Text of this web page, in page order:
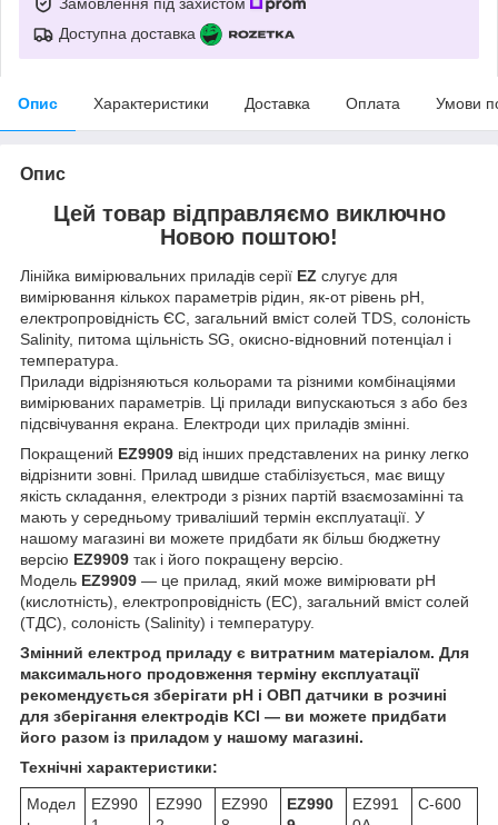
Доступна доставка
Опис Характеристики Доставка Оплата Умови
Опис
Цей товар відправляємо виключно
Новою поштою!
Лінійка вимірювальних приладів серії EZ слугує для
вимірювання кількох параметрів рідин, як-от рівень pH,
електропровідність ЄС, загальний вміст солей TDS, солоність
Salinity, питома щільність SG, окисно-відновний потенціал і
температура.
Прилади відрізняються кольорами та різними комбінаціями
вимірюваних параметрів. Ці прилади випускаються з або без
підсвічування екрана. Електроди цих приладів змінні.
Покращений EZ9909 від інших представлених на ринку легко
відрізнити зовні. Прилад швидше стабілізується, має вищу
якість складання, електроди з різних партій взаємозамінні та
мають у середньому триваліший термін експлуатації. У
нашому магазині ви можете придбати як більш бюджетну
версію EZ9909 так і його покращену версію.
Модель EZ9909 — це прилад, який може вимірювати pH
(кислотність), електропровідність (ЕС), загальний вміст солей
(ТДС), солоність (Salinity) і температуру.
Змінний електрод приладу є витратним матеріалом. Для
максимального продовження терміну експлуатації
рекомендується зберігати pH і ОВП датчики в розчині
для зберігання електродів KCl — ви можете придбати
його разом із приладом у нашому магазині.
Технічні характеристики:
Модел
EZ990
EZ990
EZ990
EZ990
EZ991
C-600